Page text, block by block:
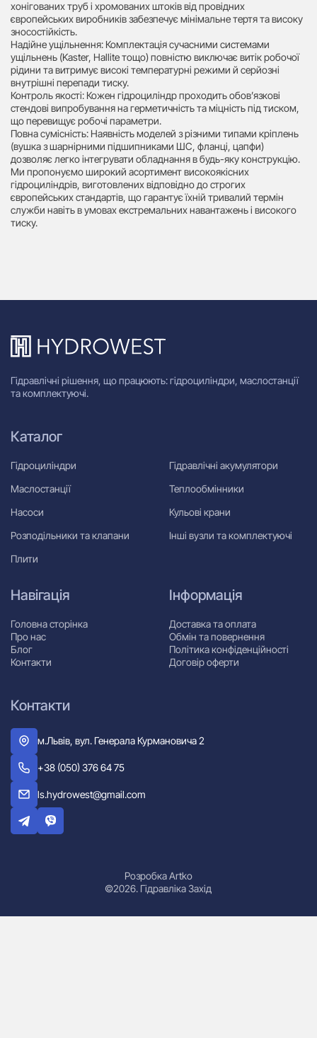
хонігованих труб і хромованих штоків від провідних
європейських виробників забезпечує мінімальне тертя та високу
зносостійкість.
Надійне ущільнення: Комплектація сучасними системами
ущільнень (Kaster, Hallite тощо) повністю виключає витік робочої
рідини та витримує високі температурні режими й серйозні
внутрішні перепади тиску.
Контроль якості: Кожен гідроциліндр проходить обов’язкові
стендові випробування на герметичність та міцність під тиском,
що перевищує робочі параметри.
Повна сумісність: Наявність моделей з різними типами кріплень
(вушка з шарнірними підшипниками ШС, фланці, цапфи)
дозволяє легко інтегрувати обладнання в будь-яку конструкцію.
Ми пропонуємо широкий асортимент високоякісних
гідроциліндрів, виготовлених відповідно до строгих
європейських стандартів, що гарантує їхній тривалий термін
служби навіть в умовах екстремальних навантажень і високого
тиску.
Гідравлічні рішення, що працюють: гідроциліндри, маслостанції
та комплектуючі.
Навігація
Головна сторінка
Про нас
Блог
Контакти
Каталог
Гідроциліндри
Маслостанції
Насоси
Розподільники та клапани
Плити
Гідравлічні акумулятори
Теплообмінники
Кульові крани
Інші вузли та комплектуючі
Інформація
Доставка та оплата
Обмін та повернення
Політика конфіденційності
Договір оферти
Контакти
м.Львів, вул. Генерала Курмановича 2
+38 (050) 376 64 75
ls.hydrowest@gmail.com
©2026. Гідравліка Захід
Розробка Artko